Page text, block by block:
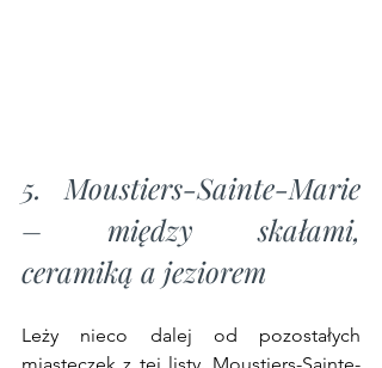
5. Moustiers-Sainte-Marie
– między skałami,
ceramiką a jeziorem
Leży nieco dalej od pozostałych